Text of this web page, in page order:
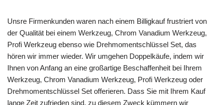
Unsre Firmenkunden waren nach einem Billigkauf frustriert von
der Qualität bei einem Werkzeug, Chrom Vanadium Werkzeug,
Profi Werkzeug ebenso wie Drehmomentschlüssel Set, das
hören wir immer wieder. Wir umgehen Doppelkäufe, indem wir
Ihnen von Anfang an eine großartige Beschaffenheit bei Ihrem
Werkzeug, Chrom Vanadium Werkzeug, Profi Werkzeug oder
Drehmomentschlüssel Set offerieren. Dass Sie mit Ihrem Kauf
lange Zeit zufrieden sind, zu diesem Zweck kümmern wir